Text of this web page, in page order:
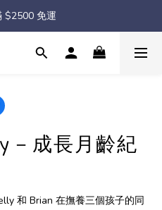
件88折，2件75折
$2500 免運
件88折，2件75折
成長月齡紀
和 Brian 在撫養三個孩子的同